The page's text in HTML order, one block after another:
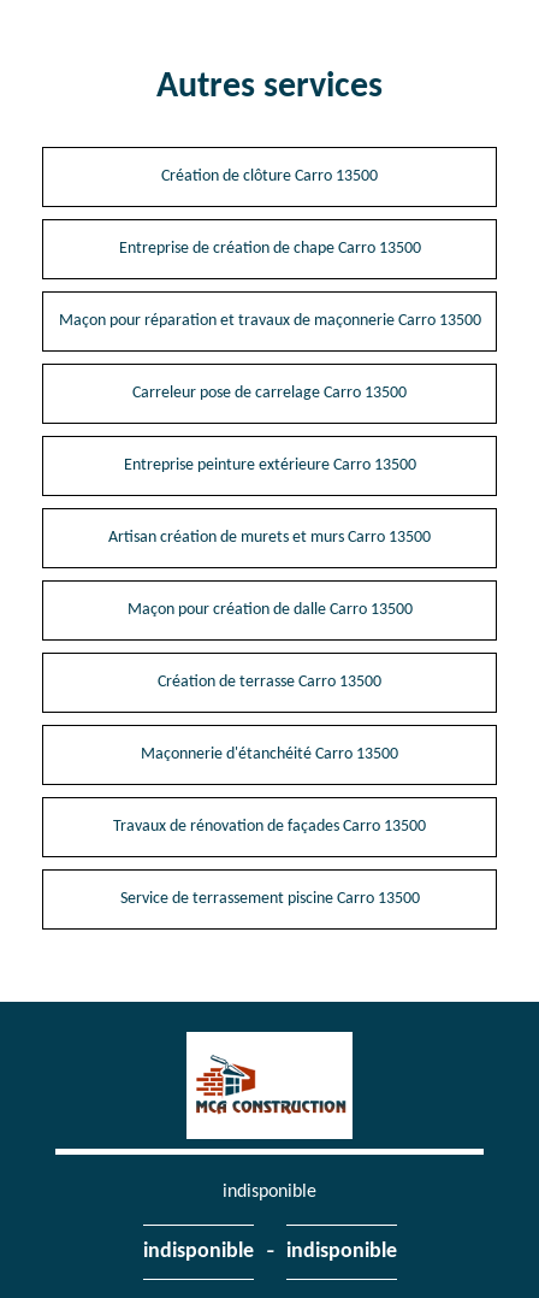
Autres services
Création de clôture Carro 13500
Entreprise de création de chape Carro 13500
Maçon pour réparation et travaux de maçonnerie Carro 13500
Carreleur pose de carrelage Carro 13500
Entreprise peinture extérieure Carro 13500
Artisan création de murets et murs Carro 13500
Maçon pour création de dalle Carro 13500
Création de terrasse Carro 13500
Maçonnerie d'étanchéité Carro 13500
Travaux de rénovation de façades Carro 13500
Service de terrassement piscine Carro 13500
indisponible
indisponible - indisponible